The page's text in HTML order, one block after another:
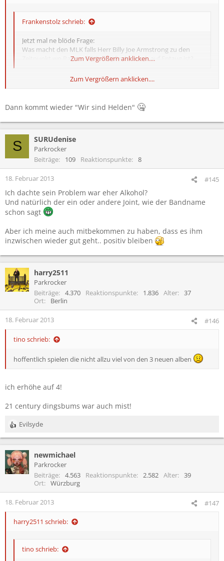
Frankenstolz schrieb:
Jetzt mal ne blöde Frage:
Was macht den MLK falls Herr Billy Joe Armstrong zu den
Zeitpunkt wo RaR und RiP stattfindet noch auf Entzug ist?
Zum Vergrößern anklicken....
Äh, das lese ich jetzt erst! o_O
eingeschätzt, dass der von irgendeiner härteren Droge abhängig
ist?
Zum Vergrößern anklicken....
Dann kommt wieder "Wir sind Helden" 🤐
S SURUdenise
Parkrocker
Beiträge
109 Reaktionspunkte 8
18. Februar 2013 #145
Ich dachte sein Problem war eher Alkohol?
Und natürlich der ein oder andere Joint, wie der Bandname
schon sagt
Aber ich meine auch mitbekommen zu haben, dass es ihm
inzwischen wieder gut geht.. positiv bleiben
harry2511
Parkrocker
Beiträge
4.370 Reaktionspunkte 1.836 Alter
37
Ort
Berlin
18. Februar 2013 #146
tino schrieb:
hoffentlich spielen die nicht allzu viel von den 3 neuen alben
ich erhöhe auf 4!
21 century dingsbums war auch mist!
R
e
k
t
i
n
e
Evilsyde
newmichael
Parkrocker
Beiträge
4.563 Reaktionspunkte 2.582 Alter
39
Ort
Würzburg
18. Februar 2013 #147
harry2511 schrieb:
tino schrieb: